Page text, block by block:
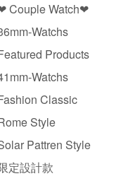
Couple Watch❤
Watchs
Products
Watchs
Classic
Style
Pattren Style
定設計款